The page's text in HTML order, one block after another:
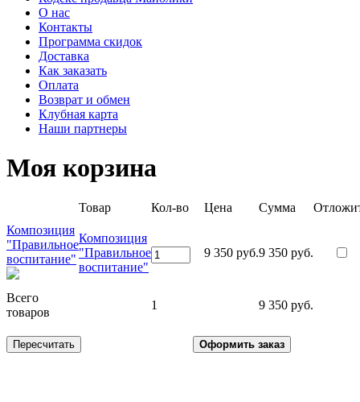
О нас
Контакты
Программа скидок
Доставка
Как заказать
Оплата
Возврат и обмен
Клубная карта
Наши партнеры
Моя корзина
Товар Кол-во Цена Сумма
Композиция
"Правильное
воспитание"
Композиция
"Правильное
воспитание"
9 350 руб.9 350 руб.
Всего
товаров
1 9 350 руб.